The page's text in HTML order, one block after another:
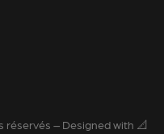
réservés – Designed with 📐